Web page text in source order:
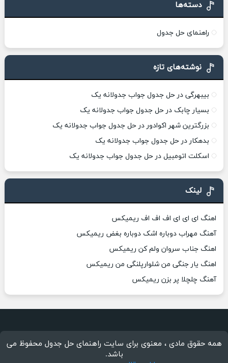
دسته‌ها
راهنمای حل جدول
نوشته‌های تازه
بیبهرگی در حل جدول جواب جدولانه یک
بسیار چابک در حل جدول جواب جدولانه یک
بزرگترین شهر اکوادور در حل جدول جواب جدولانه یک
بدهکار در حل جدول جواب جدولانه یک
اسکلت اتومبیل در حل جدول جواب جدولانه یک
لینک
اهنگ ای ای ای اف اف اف ریمیکس
آهنگ مهراب دوباره اشک دوباره بغض ریمیکس
اهنگ جناب سروان ولم کن ریمیکس
اهنگ یار جنگی من شلوارپلنگی من ریمیکس
آهنگ چلچلا پر بزن ریمیکس
همه حقوق مادی ، معنوی برای سایت راهنمای حل جدول محفوظ می
باشد.